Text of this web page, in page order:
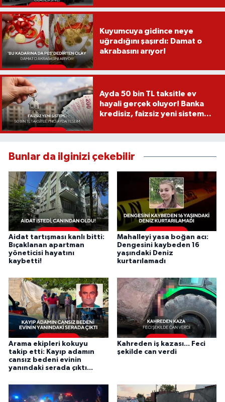
Kuyumcuya gidince neye
uğradığını şaşırdı: Damat o
akrabasını arıyor!
Ayda 50 bin TL taksitle ev
hayali gerçek oluyor! Banka
kredisiz, faizsiz yeni sistem...
Bunlar da ilginizi çekebilir
Aidat tartışması kanlı bitti:
Bıçaklanan apartman
yöneticisi hayatını
kaybetti!
Mahalleyi yasa boğan acı:
Dengesini kaybeden 16
yaşındaki Deniz
kurtarılamadı
Arama ekipleri kokuyu
takip etti: Kayıp adamın
cansız bedeni evinin
yanındaki serada çıktı...
Kahreden iş kazası... Feci
şekilde can verdi